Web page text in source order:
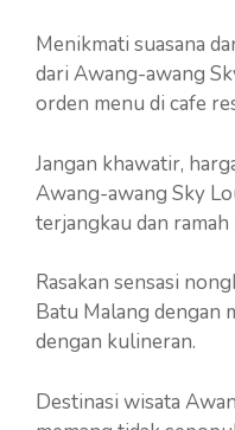
Menikmati suasana
dari Awang-awang
orden menu di cafe
Jangan khawatir,
Awang-awang Sky
terjangkau dan
Rasakan sensasi
Batu Malang dengan
dengan kulineran.
Destinasi wisata